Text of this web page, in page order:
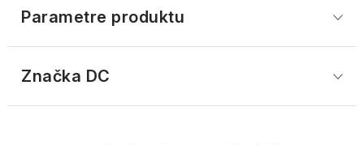
Parametre produktu
Značka DC